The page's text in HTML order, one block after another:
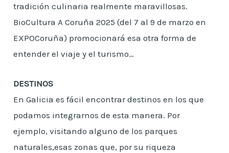
tradición culinaria realmente maravillosas.
BioCultura A Coruña 2025 (del 7 al 9 de marzo en
EXPOCoruña) promocionará esa otra forma de
entender el viaje y el turismo…
DESTINOS
En Galicia es fácil encontrar destinos en los que
podamos integrarnos de esta manera. Por
ejemplo, visitando alguno de los parques
naturales,esas zonas que, por su riqueza